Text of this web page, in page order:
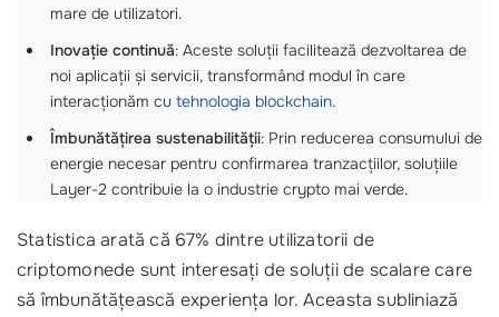
mare de utilizatori.
Inovație continuă: Aceste soluții facilitează dezvoltarea de
noi aplicații și servicii, transformând modul în care
interacționăm cu tehnologia blockchain.
Îmbunătățirea sustenabilității: Prin reducerea consumului de
energie necesar pentru confirmarea tranzacțiilor, soluțiile
Layer-2 contribuie la o industrie crypto mai verde.
Statistica arată că 67% dintre utilizatorii de
criptomonede sunt interesați de soluții de scalare care
să îmbunătățească experiența lor. Aceasta subliniază